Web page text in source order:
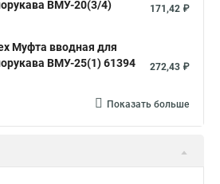
ВМУ-20(3/4)
171,42 ₽
Муфта вводная для
ВМУ-25(1) 61394
272,43 ₽
Показать больше